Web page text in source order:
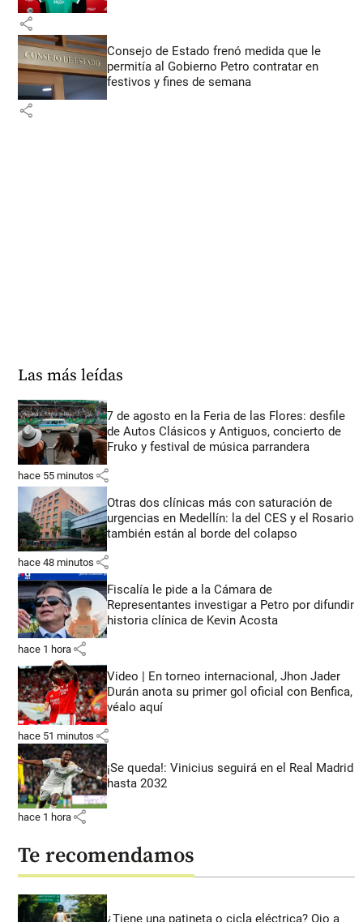
share
Consejo de Estado frenó medida que le
permitía al Gobierno Petro contratar en
festivos y fines de semana
share
Las más leídas
7 de agosto en la Feria de las Flores: desfile
de Autos Clásicos y Antiguos, concierto de
Fruko y festival de música parrandera
hace 55 minutos share
Otras dos clínicas más con saturación de
urgencias en Medellín: la del CES y el Rosario
también están al borde del colapso
hace 48 minutos share
Fiscalía le pide a la Cámara de
Representantes investigar a Petro por difundir
historia clínica de Kevin Acosta
hace 1 hora share
Video | En torneo internacional, Jhon Jader
Durán anota su primer gol oficial con Benfica,
véalo aquí
hace 51 minutos share
¡Se queda!: Vinicius seguirá en el Real Madrid
hasta 2032
hace 1 hora share
Te recomendamos
¿Tiene una patineta o cicla eléctrica? Ojo a